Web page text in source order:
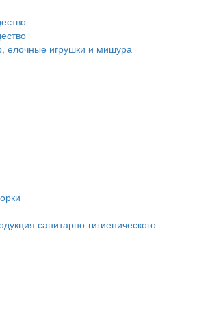
елочные игрушки и мишура
санитарно-гигиенического